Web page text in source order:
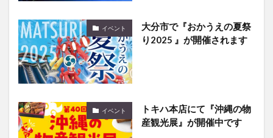
イベント
大分市で『おかうえの夏祭
り2025 』が開催されます
イベント
トキハ本店にて『沖縄の物
産観光展』が開催中です